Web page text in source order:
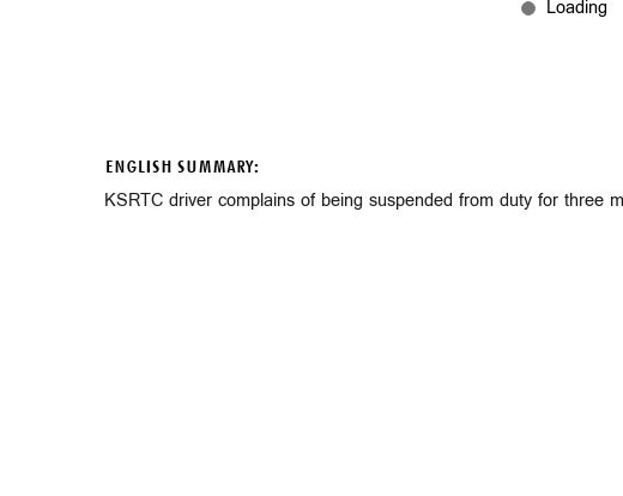
ENGLISH SUMMARY:
KSRTC driver complains of being suspended from duty for three